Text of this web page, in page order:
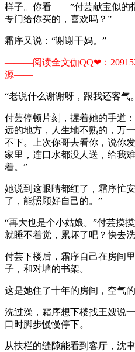
样子。你看——”付芸献宝似的
专门给你买的，喜欢吗？”
霜序又说：“谢谢干妈。”
———阅读全文伽QQ❤：
源—​​​​—​​​​
“老说什么谢谢呀，跟我还客气
付芸停顿片刻，握着她的手道
远的地方，人生地不熟的，万
不下。上次你哥去看你，说你
家里，连口水都没人送，给我
着。”
她说到这眼睛都红了，霜序忙
了，能照顾好自己的。”
“再大也是个小姑娘。”付芸摸
就睡不着觉，累坏了吧？快去
付芸下楼后，霜序自己在房间
子，和对墙的书架。
这是她住了十年的房间，空气
洗过澡，霜序想下楼找王嫂说
口时脚步慢慢停下。
从扶栏的缝隙能看到客厅，沈